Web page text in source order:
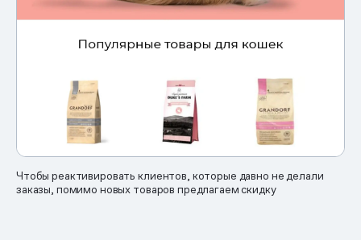
Чтобы реактивировать клиентов, которые давно не делали
заказы, помимо новых товаров предлагаем скидку